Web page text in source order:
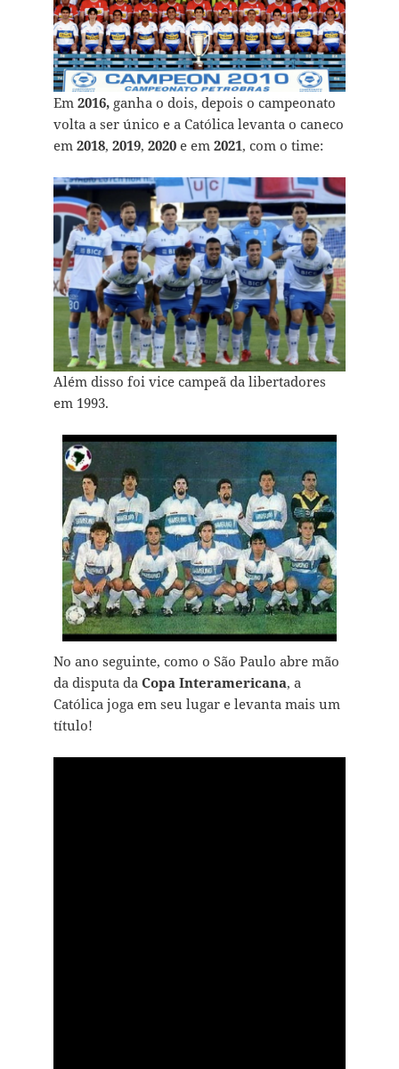
Em 2016, ganha o dois, depois o campeonato
volta a ser único e a Católica levanta o caneco
em 2018, 2019, 2020e em 2021, com o time:
Além disso foi vice campeã da libertadores
em 1993.
No ano seguinte, como o São Paulo abre mão
da disputa da Copa Interamericana, a
Católica joga em seu lugar e levanta mais um
título!